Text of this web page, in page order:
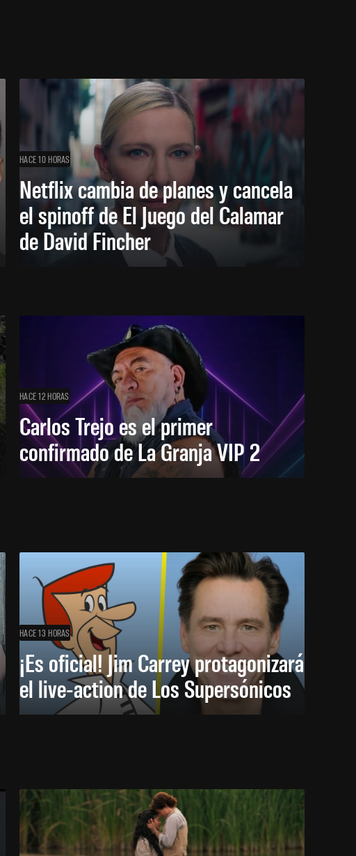
HACE 10 HORAS
Netflix cambia de planes y cancela
el spinoff de El Juego del Calamar
de David Fincher
HACE 12 HORAS
Carlos Trejo es el primer
confirmado de La Granja VIP 2
HACE 13 HORAS
¡Es oficial! Jim Carrey protagonizará
el live-action de Los Supersónicos